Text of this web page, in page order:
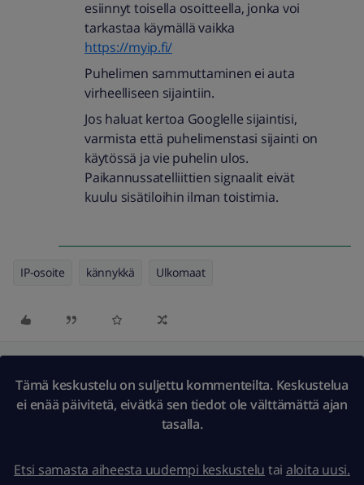
esiinnyt toisella osoitteella, jonka voi
tarkastaa käymällä vaikka
https://myip.fi/
Puhelimen sammuttaminen ei auta
virheelliseen sijaintiin.
Jos haluat kertoa Googlelle sijaintisi,
varmista että puhelimenstasi sijainti on
käytössä ja vie puhelin ulos.
Paikannussatelliittien signaalit eivät
kuulu sisätiloihin ilman toistimia.
IP-osoite kännykkä Ulkomaat
Tämä keskustelu on suljettu kommenteilta. Keskustelua
ei enää päivitetä, eivätkä sen tiedot ole välttämättä ajan
tasalla.
Etsi samasta aiheesta uudempi keskustelu tai aloita uusi.